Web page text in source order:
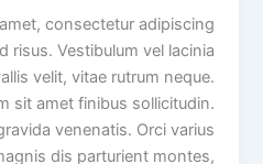
consectetur adipiscing
risus. Vestibulum vel lacinia
velit, vitae rutrum neque.
sit amet finibus sollicitudin.
venenatis. Orci varius
dis parturient montes,